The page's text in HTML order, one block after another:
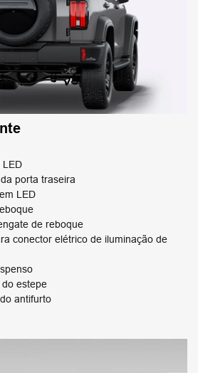
LED
porta traseira
LED
de reboque
conector elétrico de iluminação de
estepe
antifurto